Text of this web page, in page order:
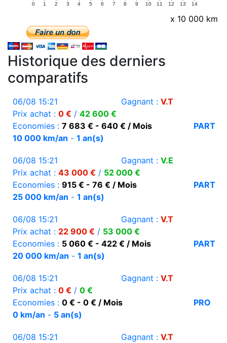
0 1 2 3 4 5 6 7 8 9 10 11 12 13 14
x 10 000 km
Historique des derniers
comparatifs
06/08 15:21 Gagnant : V.T
Prix achat : 0 € / 42 600 €
Economies : 7 683 € - 640 € / Mois
PART
10 000 km/an - 1 an(s)
06/08 15:21 Gagnant : V.E
Prix achat : 43 000 € / 52 000 €
Economies : 915 € - 76 € / Mois
PART
25 000 km/an - 1 an(s)
06/08 15:21 Gagnant : V.T
Prix achat : 22 900 € / 53 000 €
Economies : 5 060 € - 422 € / Mois
PART
20 000 km/an - 1 an(s)
06/08 15:21 Gagnant : V.T
Prix achat : 0 € / 0 €
Economies : 0 € - 0 € / Mois
PRO
0 km/an - 5 an(s)
06/08 15:21 Gagnant : V.T